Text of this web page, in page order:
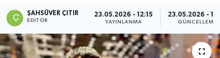
ŞAHSÜVER ÇITIR
EDITÖR
23.05.2026 - 12:15
YAYINLANMA
23.05.2026 -
GÜNCELLEME
KARABÜK
KASTAMONU